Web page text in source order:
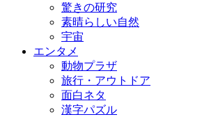
驚きの研究
素晴らしい自然
宇宙
エンタメ
動物プラザ
旅行・アウトドア
面白ネタ
漢字パズル